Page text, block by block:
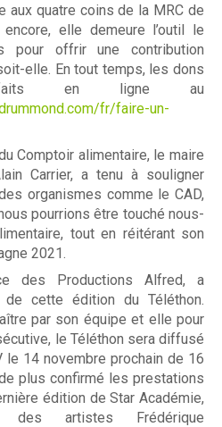
Guignolée
aux quatre coins de la MRC de
encore, elle demeure l’outil le
pour offrir une contribution
elle. En tout temps, les dons
en ligne au
fr/faire-un-
Comptoir alimentaire, le maire
Carrier, a tenu à souligner
organismes comme le CAD,
pourrions être touché nous-
tout en réitérant son
2021.
des Productions Alfred, a
cette édition du Téléthon.
par son équipe et elle pour
le Téléthon sera diffusé
14 novembre prochain de 16
plus confirmé les prestations
édition de Star Académie,
artistes Frédérique